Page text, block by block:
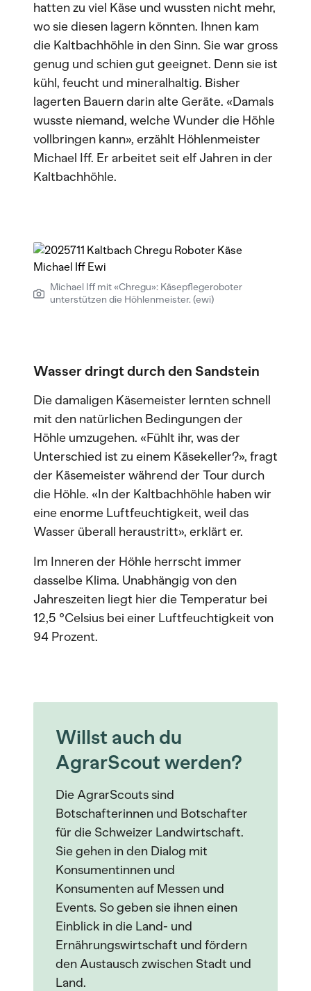
hatten zu viel Käse und wussten nicht mehr,
wo sie diesen lagern könnten. Ihnen kam
die Kaltbachhöhle in den Sinn. Sie war gross
genug und schien gut geeignet. Denn sie ist
kühl, feucht und mineralhaltig. Bisher
lagerten Bauern darin alte Geräte. «Damals
wusste niemand, welche Wunder die Höhle
vollbringen kann», erzählt Höhlenmeister
Michael Iff. Er arbeitet seit elf Jahren in der
Kaltbachhöhle.
Michael Iff mit «Chregu»: Käsepflegeroboter
unterstützen die Höhlenmeister. (ewi)
Wasser dringt durch den Sandstein
Die damaligen Käsemeister lernten schnell
mit den natürlichen Bedingungen der
Höhle umzugehen. «Fühlt ihr, was der
Unterschied ist zu einem Käsekeller?», fragt
der Käsemeister während der Tour durch
die Höhle. «In der Kaltbachhöhle haben wir
eine enorme Luftfeuchtigkeit, weil das
Wasser überall heraustritt», erklärt er.
Im Inneren der Höhle herrscht immer
dasselbe Klima. Unabhängig von den
Jahreszeiten liegt hier die Temperatur bei
12,5 °Celsius bei einer Luftfeuchtigkeit von
94 Prozent.
Willst auch du
AgrarScout werden?
Die AgrarScouts sind
Botschafterinnen und Botschafter
für die Schweizer Landwirtschaft.
Sie gehen in den Dialog mit
Konsumentinnen und
Konsumenten auf Messen und
Events. So geben sie ihnen einen
Einblick in die Land- und
Ernährungswirtschaft und fördern
den Austausch zwischen Stadt und
Land.